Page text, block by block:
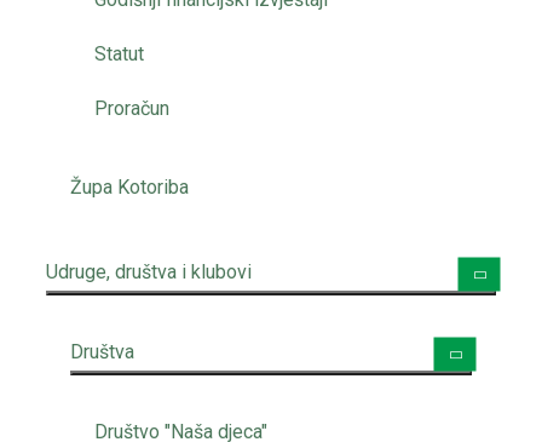
Statut
Proračun
Župa Kotoriba
Udruge, društva i klubovi
Društva
Društvo "Naša djeca"